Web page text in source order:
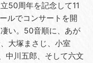
50周年を記念して11
ルでコンサートを開
い。50音順に、あが
大塚まさじ、小室
中川五郎、そして六文